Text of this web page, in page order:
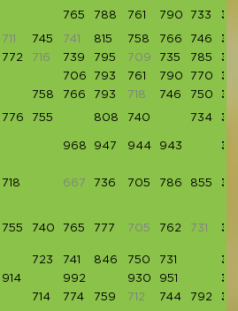
765 788 761 790 733
711 745 741 815 758 766 746
772 716 739 795 709 735 785
706 793 761 790 770
758 766 793 718 746 750
776 755 808 740 734
968 947 944 943
718 667 736 705 786 855
755 740 765 777 705 762 731
723 741 846 750 731
914 992 930 951
714 774 759 712 744 792